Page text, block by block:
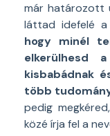
már határozott
láttad idefelé
hogy minél
elkerülhesd
kisbabádnak
több
pedig
közé írja fel a